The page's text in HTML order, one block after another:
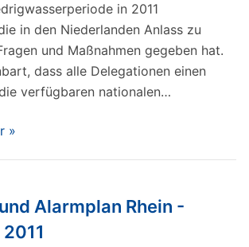
in 2011
in den Niederlanden Anlass zu
und Maßnahmen gegeben hat.
dass alle Delegationen einen
verfügbaren nationalen…
»
Alarmplan Rhein -